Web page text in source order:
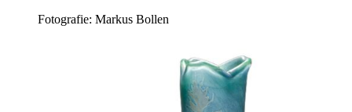
Fotografie: Markus Bollen